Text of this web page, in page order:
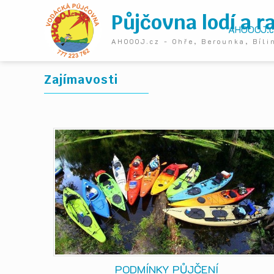
Půjčovna lodí a
AHOOOJ.cz - Ohře, Berounka,
Zajímavosti
PODMÍNKY PŮJČENÍ